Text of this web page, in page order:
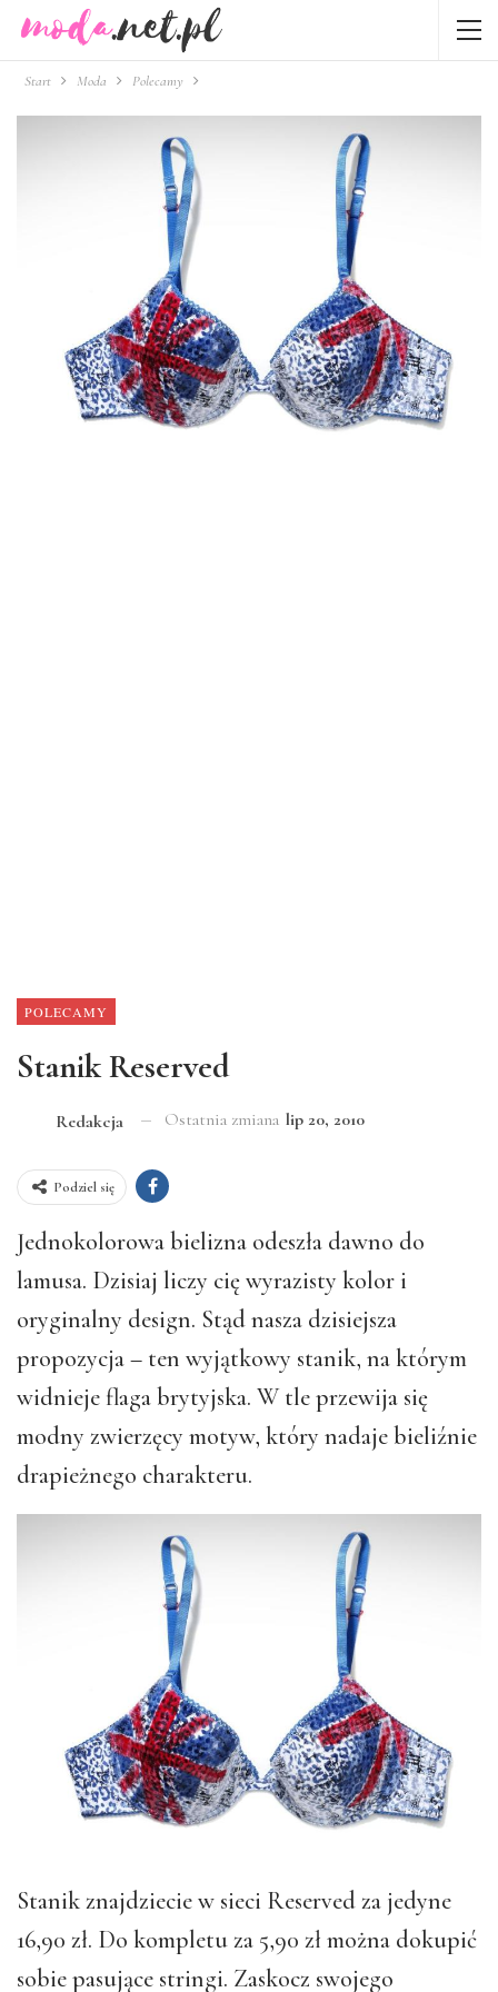
Start Moda Polecamy
POLECAMY
Stanik Reserved
Redakcja Ostatnia zmiana lip 20, 2010
Podziel się
Jednokolorowa bielizna odeszła dawno do
lamusa. Dzisiaj liczy cię wyrazisty kolor i
oryginalny design. Stąd nasza dzisiejsza
propozycja – ten wyjątkowy stanik, na którym
widnieje flaga brytyjska. W tle przewija się
modny zwierzęcy motyw, który nadaje bieliźnie
drapieżnego charakteru.
Stanik znajdziecie w sieci Reserved za jedyne
16,90 zł. Do kompletu za 5,90 zł można dokupić
sobie pasujące stringi. Zaskocz swojego